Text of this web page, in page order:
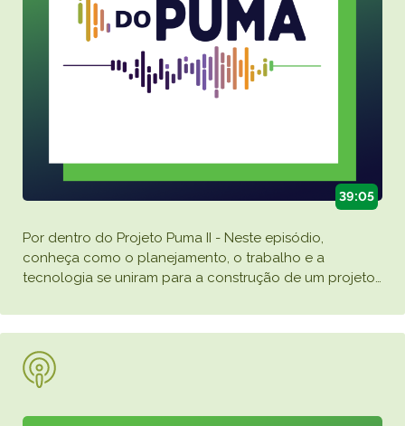
39:05
Por dentro do Projeto Puma II - Neste episódio,
conheça como o planejamento, o trabalho e a
tecnologia se uniram para a construção de um projeto…